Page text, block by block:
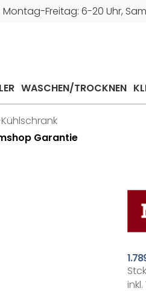
Montag-Freitag: 6-20 Uhr,
WASCHEN/TROCKNEN
Garantie
Stck
inkl.